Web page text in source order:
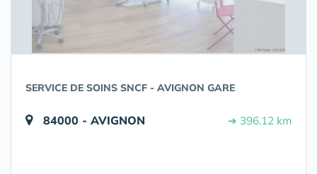
SERVICE DE SOINS SNCF - AVIGNON GARE
84000 - AVIGNON ➔ 396.12 km